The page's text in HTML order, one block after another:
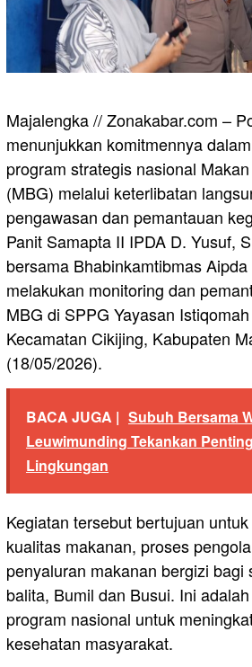
Majalengka // Zonakabar.com –
menunjukkan komitmennya
program strategis nasional
(MBG) melalui keterlibatan
pengawasan dan pemantauan
Panit Samapta II IPDA D. Yusuf,
bersama Bhabinkamtibmas
melakukan monitoring dan
MBG di SPPG Yayasan
Kecamatan Cikijing, Kabupaten
(18/05/2026).
BACA JUGA | Subuh Bersama
Leuwimunding Tekankan
Lingkungan
Kegiatan tersebut bertujuan
kualitas makanan, proses
penyaluran makanan bergizi bagi
balita, Bumil dan Busui. Ini
program nasional untuk
kesehatan masyarakat.